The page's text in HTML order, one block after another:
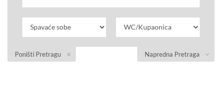
Napredna Pretraga
Poništi Pretragu